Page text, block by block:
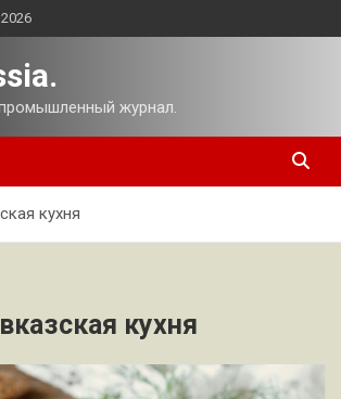
журнал.
кухня
кухня